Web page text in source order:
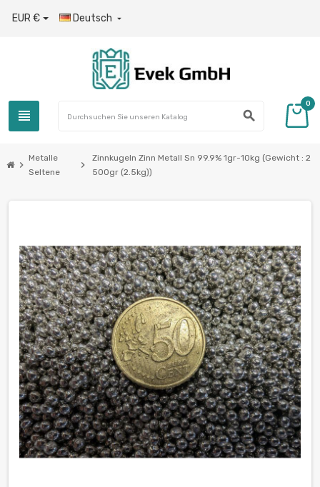
EUR € Deutsch 
view_headline search
0
chevron_right
Metalle
Seltene
chevron_right
Zinnkugeln Zinn Metall Sn 99.9% 1gr-10kg (Gewicht : 2
500gr (2.5kg))